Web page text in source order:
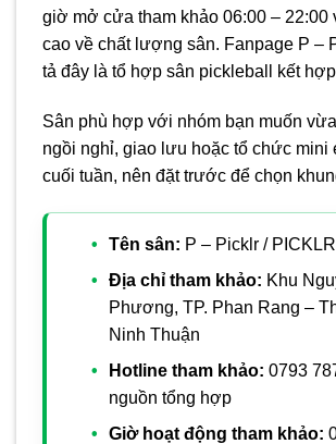
giờ mở cửa tham khảo 06:00 – 22:00
cao về chất lượng sân. Fanpage P –
tả đây là tổ hợp sân pickleball kết
Sân phù hợp với nhóm bạn muốn
ngồi nghỉ, giao lưu hoặc tổ chức mini
cuối tuần, nên đặt trước để chọn
Tên sân: P – Picklr /
Địa chỉ tham khảo: Khu
Phương, TP. Phan Rang –
Ninh Thuận
Hotline tham khảo: 0793
nguồn tổng hợp
Giờ hoạt động tham khảo: